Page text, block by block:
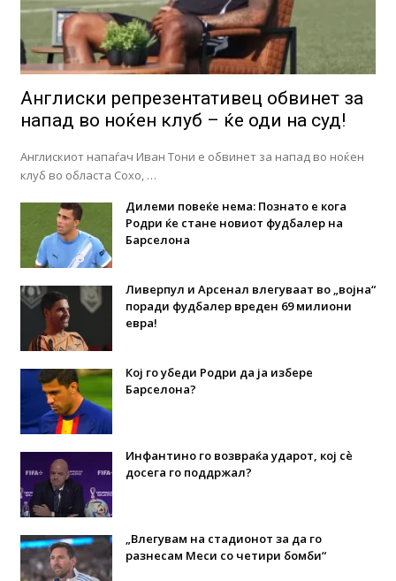
Англиски репрезентативец обвинет за
напад во ноќен клуб – ќе оди на суд!
Англискиот напаѓач Иван Тони е обвинет за напад во ноќен
клуб во областа Сохо, …
Дилеми повеќе нема: Познато е кога
Родри ќе стане новиот фудбалер на
Барселона
Ливерпул и Арсенал влегуваат во „војна“
поради фудбалер вреден 69 милиони
евра!
Кој го убеди Родри да ја избере
Барселона?
Инфантино го возвраќа ударот, кој сè
досега го поддржал?
„Влегувам на стадионот за да го
разнесам Меси со четири бомби“